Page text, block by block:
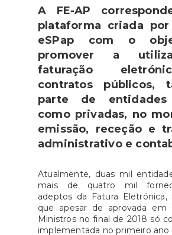
A FE-AP
plataforma criada
eSPap com o
promover a
faturação
contratos públicos,
parte de entidades
como privadas, no
emissão, receção e
administrativo e
Atualmente, duas mil
mais de quatro mil
adeptos da Fatura Eletrónica,
que apesar de aprovada em
Ministros no final de 2018 só
implementada no primeiro ano